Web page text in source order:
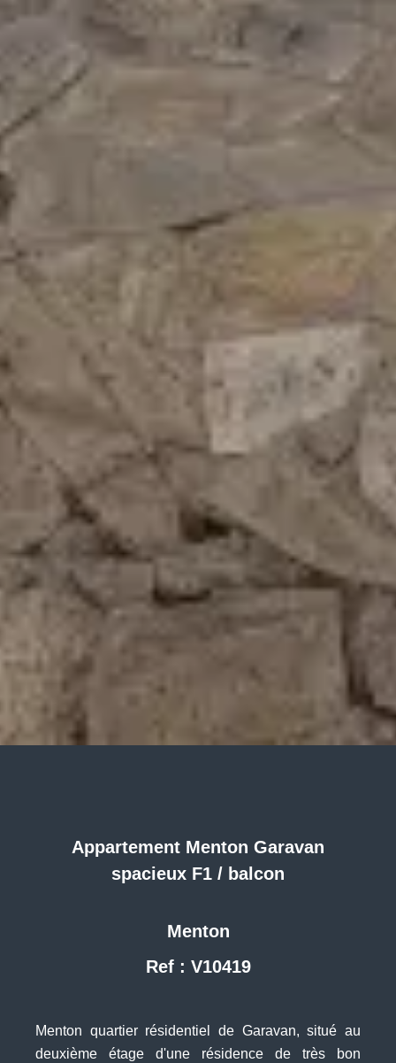
Appartement Menton Garavan
spacieux F1 / balcon
Menton
Ref : V10419
Menton quartier résidentiel de Garavan, situé au
deuxième étage d'une résidence de très bon